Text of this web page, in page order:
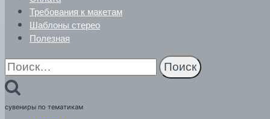
Требования к макетам
Шаблоны стерео
Полезная
Найти:
сувениры по тематикам